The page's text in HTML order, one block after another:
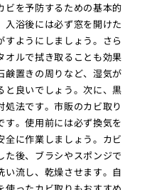
ビを予防するための基本的
入浴後には必ず窓を開けた
すようにしましょう。さら
オルで拭き取ることも効果
鹸置きの周りなど、湿気が
と良いでしょう。次に、黒
法です。市販のカビ取り
す。使用前には必ず換気を
全に作業しましょう。カビ
た後、ブラシやスポンジで
い流し、乾燥させます。自